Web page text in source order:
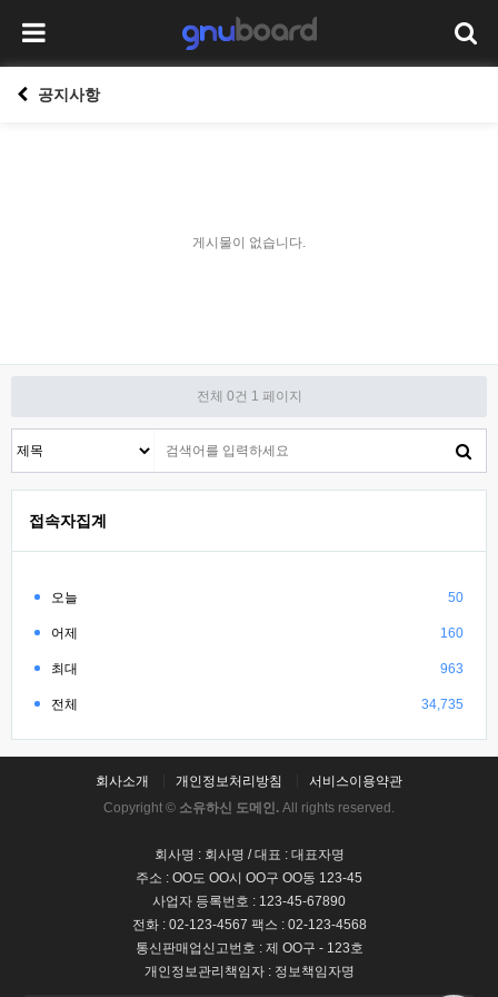
공지사항
게시물이 없습니다.
전체 0건 1 페이지
접속자집계
오늘 50
어제 160
최대 963
전체 34,735
회사소개 개인정보처리방침
서비스이용약관
Copyright © 소유하신 도메인. All rights reserved.
회사명 : 회사명 / 대표 : 대표자명
주소 : OO도 OO시 OO구 OO동 123-45
사업자 등록번호 : 123-45-67890
전화 : 02-123-4567 팩스 : 02-123-4568
통신판매업신고번호 : 제 OO구 - 123호
개인정보관리책임자 : 정보책임자명